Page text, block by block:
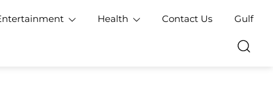
Health Contact Us Gulf